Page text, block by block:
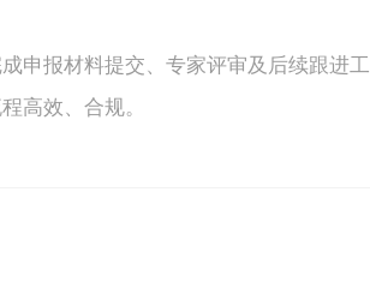
申报材料提交、专家评审及后续跟进工
高效、合规。